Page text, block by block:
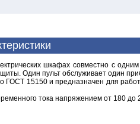
шкафах совместно с
Один пульт обслуживает один
ГОСТ 15150 и предназначен для
тока напряжением от 180 до